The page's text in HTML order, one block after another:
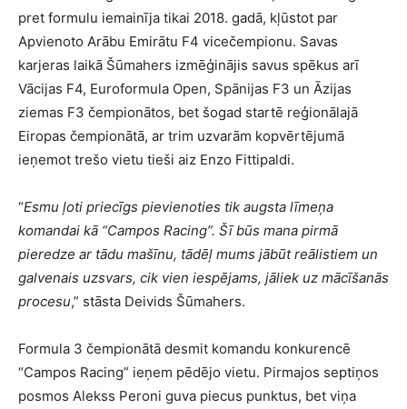
pret formulu iemainīja tikai 2018. gadā, kļūstot par
Apvienoto Arābu Emirātu F4 vicečempionu. Savas
karjeras laikā Šūmahers izmēģinājis savus spēkus arī
Vācijas F4, Euroformula Open, Spānijas F3 un Āzijas
ziemas F3 čempionātos, bet šogad startē reģionālajā
Eiropas čempionātā, ar trim uzvarām kopvērtējumā
ieņemot trešo vietu tieši aiz Enzo Fittipaldi.
“Esmu ļoti priecīgs pievienoties tik augsta līmeņa
komandai kā “Campos Racing”. Šī būs mana pirmā
pieredze ar tādu mašīnu, tādēļ mums jābūt reālistiem un
galvenais uzsvars, cik vien iespējams, jāliek uz mācīšanās
procesu,” stāsta Deivids Šūmahers.
Formula 3 čempionātā desmit komandu konkurencē
“Campos Racing” ieņem pēdējo vietu. Pirmajos septiņos
posmos Alekss Peroni guva piecus punktus, bet viņa